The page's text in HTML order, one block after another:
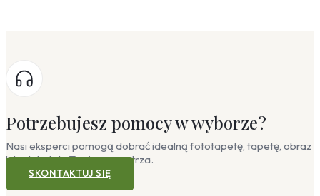
Potrzebujesz pomocy w wyborze?
Nasi eksperci pomogą dobrać idealną fototapetę, tapetę, obraz
lub plakat do Twojego wnętrza.
SKONTAKTUJ SIĘ